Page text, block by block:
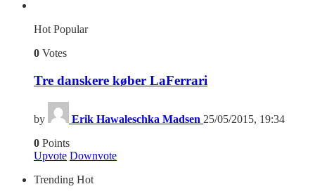
HotPopular
0 Votes
Tre danskere køber LaFerrari
by Erik Hawaleschka Madsen 25/05/2015, 19:34
0 Points
Upvote Downvote
Trending Hot